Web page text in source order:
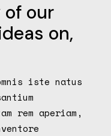
of our
on,
iste natus
rem aperiam,